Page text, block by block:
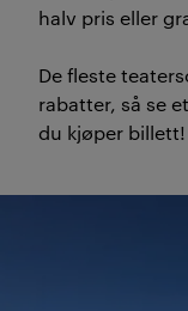
halv pris eller
De fleste
rabatter, så se
du kjøper billett!